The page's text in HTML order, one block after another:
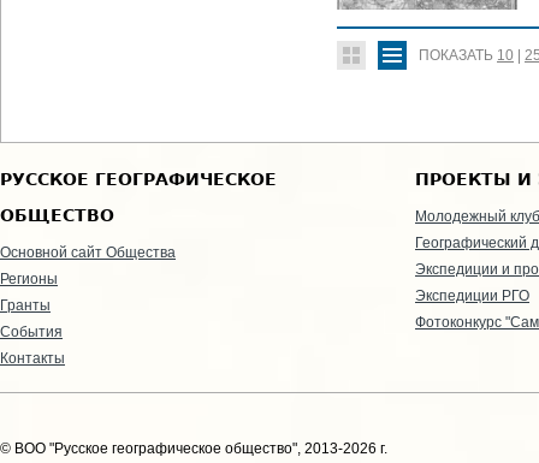
ПОКАЗАТЬ 10 |
РУССКОЕ ГЕОГРАФИЧЕСКОЕ
ОБЩЕСТВО
Основной сайт Общества
Регионы
Гранты
События
Контакты
ПРОЕКТЫ И
Молодежный клуб
Географический
Экспедиции и
Экспедиции РГО
Фотоконкурс
© ВОО "Русское географическое общество", 2013-2026 г.